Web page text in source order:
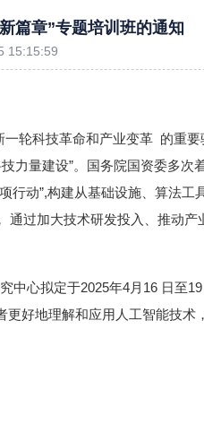
篇章”专题培训班的通知
15:15:59
轮科技革命和产业变革 的重
力量建设”。国务院国资委多
动”,构建从基础设施、算法
过加大技术研发投入、推动
心拟定于2025年4月16 日至
好地理解和应用人工智能技